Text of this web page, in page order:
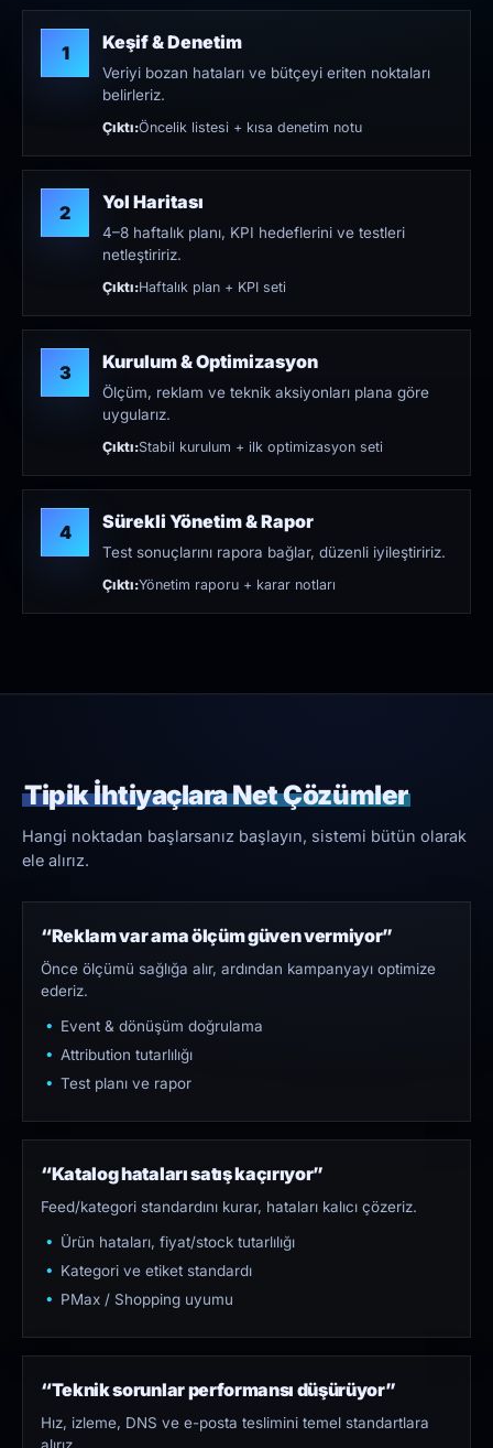
1 Keşif & Denetim
Veriyi bozan hataları ve bütçeyi eriten noktaları
belirleriz.
Çıktı:Öncelik listesi + kısa denetim notu
2 Yol Haritası
4–8 haftalık planı, KPI hedeflerini ve testleri
netleştiririz.
Çıktı:Haftalık plan + KPI seti
3 Kurulum & Optimizasyon
Ölçüm, reklam ve teknik aksiyonları plana göre
uygularız.
Çıktı:Stabil kurulum + ilk optimizasyon seti
4 Sürekli Yönetim & Rapor
Test sonuçlarını rapora bağlar, düzenli iyileştiririz.
Çıktı:Yönetim raporu + karar notları
Tipik İhtiyaçlara Net Çözümler
Hangi noktadan başlarsanız başlayın, sistemi bütün olarak
ele alırız.
“Reklam var ama ölçüm güven vermiyor”
Önce ölçümü sağlığa alır, ardından kampanyayı optimize
ederiz.
Event & dönüşüm doğrulama
Attribution tutarlılığı
Test planı ve rapor
“Katalog hataları satış kaçırıyor”
Feed/kategori standardını kurar, hataları kalıcı çözeriz.
Ürün hataları, fiyat/stock tutarlılığı
Kategori ve etiket standardı
PMax / Shopping uyumu
“Teknik sorunlar performansı düşürüyor”
Hız, izleme, DNS ve e-posta teslimini temel standartlara